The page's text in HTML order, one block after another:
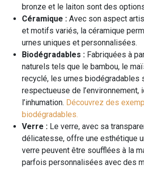
bronze et le laiton sont des
Céramique : Avec son aspect
et motifs variés, la céramique
urnes uniques et personnalisées.
Biodégradables : Fabriquées à
naturels tels que le bambou, le
recyclé, les urnes biodégradables
respectueuse de l’environnement,
l’inhumation. Découvrez des
biodégradables.
Verre : Le verre, avec sa
délicatesse, offre une esthétique
verre peuvent être soufflées à la
parfois personnalisées avec des